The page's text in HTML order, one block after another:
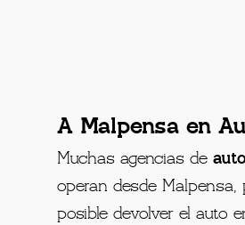
A Malpensa en
Muchas agencias de
operan desde Malpensa,
posible devolver el auto